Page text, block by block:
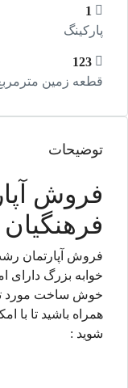
1
پارکینگ
123
قطعه زمین
توضیحات
فروش
فرهنگیان
فروش آپارتمان
خوابه بزرگ دارای
خوش ساخت مورد
همراه باشید تا با
شوید :